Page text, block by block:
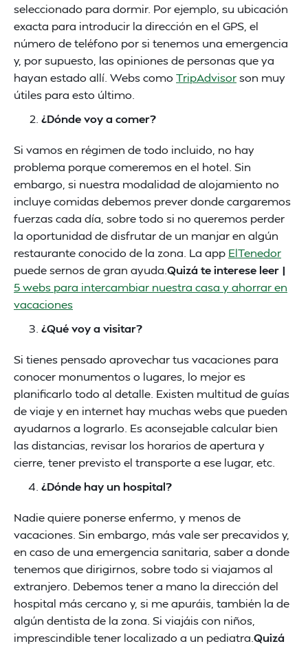
seleccionado para dormir. Por ejemplo, su ubicación
exacta para introducir la dirección en el GPS, el
número de teléfono por si tenemos una emergencia
y, por supuesto, las opiniones de personas que ya
hayan estado allí. Webs como TripAdvisorson muy
útiles para esto último.
¿Dónde voy a comer?
Si vamos en régimen de todo incluido, no hay
problema porque comeremos en el hotel. Sin
embargo, si nuestra modalidad de alojamiento no
incluye comidas debemos prever donde cargaremos
fuerzas cada día, sobre todo si no queremos perder
la oportunidad de disfrutar de un manjar en algún
restaurante conocido de la zona. La app ElTenedor
puede sernos de gran ayuda.Quizá te interese leer |
5 webs para intercambiar nuestra casa y ahorrar en
vacaciones
¿Qué voy a visitar?
Si tienes pensado aprovechar tus vacaciones para
conocer monumentos o lugares, lo mejor es
planificarlo todo al detalle. Existen multitud de guías
de viaje y en internet hay muchas webs que pueden
ayudarnos a lograrlo. Es aconsejable calcular bien
las distancias, revisar los horarios de apertura y
cierre, tener previsto el transporte a ese lugar, etc.
¿Dónde hay un hospital?
Nadie quiere ponerse enfermo, y menos de
vacaciones. Sin embargo, más vale ser precavidos y,
en caso de una emergencia sanitaria, saber a donde
tenemos que dirigirnos, sobre todo si viajamos al
extranjero. Debemos tener a mano la dirección del
hospital más cercano y, si me apuráis, también la de
algún dentista de la zona. Si viajáis con niños,
imprescindible tener localizado a un pediatra.Quizá